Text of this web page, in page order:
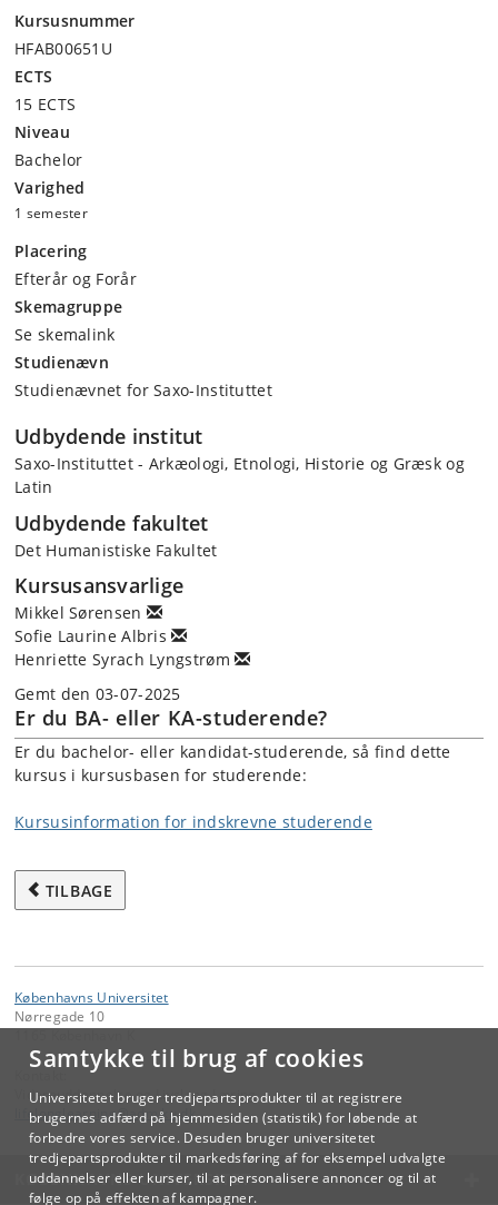
Samtykke til brug af cookies
Universitetet bruger tredjepartsprodukter til at registrere
brugernes adfærd på hjemmesiden (statistik) for løbende at
forbedre vores service. Desuden bruger universitetet
tredjepartsprodukter til markedsføring af for eksempel udvalgte
uddannelser eller kurser, til at personalisere annoncer og til at
følge op på effekten af kampagner.
Kursusnummer
HFAB00651U
ECTS
15 ECTS
Niveau
Bachelor
Varighed
1 semester
Placering
Efterår og Forår
Skemagruppe
Se skemalink
Studienævn
Studienævnet for Saxo-Instituttet
Udbydende institut
Saxo-Instituttet - Arkæologi, Etnologi, Historie og Græsk og
Latin
Udbydende fakultet
Det Humanistiske Fakultet
Kursusansvarlige
Mikkel Sørensen
Sofie Laurine Albris
Henriette Syrach Lyngstrøm
Gemt den 03-07-2025
Er du BA- eller KA-studerende?
Er du bachelor- eller kandidat-studerende, så find dette
kursus i kursusbasen for studerende:
Kursusinformation for indskrevne studerende
TILBAGE
Københavns Universitet
Nørregade 10
Videreuddannelse og Livslang Læring
lifelonglearning@adm.ku.dk
KØBENHAVNS UNIVERSITET